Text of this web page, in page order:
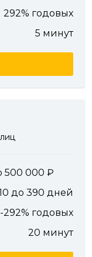
292% годовых
5 минут
500 000
до 390 дней
292% годовых
20 минут